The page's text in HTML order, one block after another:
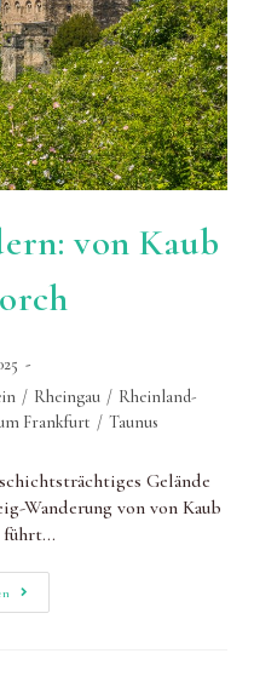
von Kaub
/ Rheingau / Rheinland-
Frankfurt / Taunus
Gelände
Wanderung von von Kaub
führt…
Rheinsteig
Wandern: